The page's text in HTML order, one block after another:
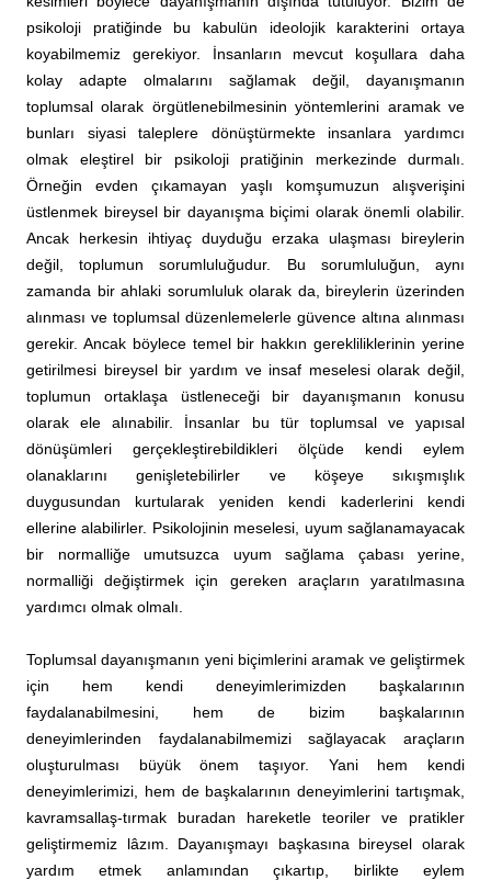
psikoloji pratiğinde bu kabulün ideolojik karakterini ortaya
koyabilmemiz gerekiyor. İnsanların mevcut koşullara daha
kolay adapte olmalarını sağlamak değil, dayanışmanın
toplumsal olarak örgütlenebilmesinin yöntemlerini aramak ve
bunları siyasi taleplere dönüştürmekte insanlara yardımcı
olmak eleştirel bir psikoloji pratiğinin merkezinde durmalı.
Örneğin evden çıkamayan yaşlı komşumuzun alışverişini
üstlenmek bireysel bir dayanışma biçimi olarak önemli olabilir.
Ancak herkesin ihtiyaç duyduğu erzaka ulaşması bireylerin
değil, toplumun sorumluluğudur. Bu sorumluluğun, aynı
zamanda bir ahlaki sorumluluk olarak da, bireylerin üzerinden
alınması ve toplumsal düzenlemelerle güvence altına alınması
gerekir. Ancak böylece temel bir hakkın gerekliliklerinin yerine
getirilmesi bireysel bir yardım ve insaf meselesi olarak değil,
toplumun ortaklaşa üstleneceği bir dayanışmanın konusu
olarak ele alınabilir. İnsanlar bu tür toplumsal ve yapısal
dönüşümleri gerçekleştirebildikleri ölçüde kendi eylem
olanaklarını genişletebilirler ve köşeye sıkışmışlık
duygusundan kurtularak yeniden kendi kaderlerini kendi
ellerine alabilirler. Psikolojinin meselesi, uyum sağlanamayacak
bir normalliğe umutsuzca uyum sağlama çabası yerine,
normalliği değiştirmek için gereken araçların yaratılmasına
yardımcı olmak olmalı.
Toplumsal dayanışmanın yeni biçimlerini aramak ve geliştirmek
için hem kendi deneyimlerimizden başkalarının
faydalanabilmesini, hem de bizim başkalarının
deneyimlerinden faydalanabilmemizi sağlayacak araçların
oluşturulması büyük önem taşıyor. Yani hem kendi
deneyimlerimizi, hem de başkalarının deneyimlerini tartışmak,
kavramsallaş-tırmak buradan hareketle teoriler ve pratikler
geliştirmemiz lâzım. Dayanışmayı başkasına bireysel olarak
yardım etmek anlamından çıkartıp, birlikte eylem